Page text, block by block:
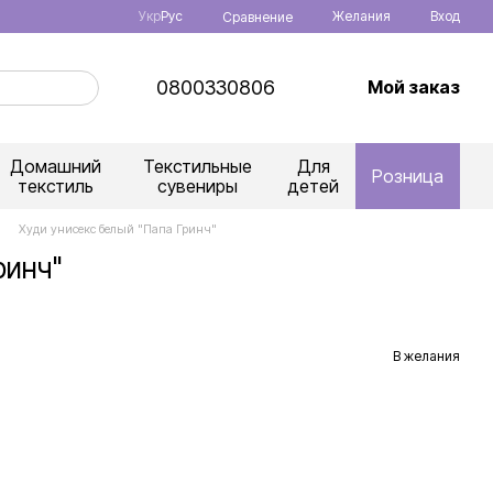
УкрРус Сравнение Желания Вход
0800330806 Мой заказ
Домашний
текстиль
Текстильные
сувениры
Для
детей
Розница
Худи унисекс белый "Папа Гринч"
В желания